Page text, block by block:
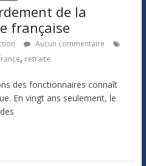
de la
française
Aucun commentaire
, retraite
des fonctionnaires connaît
En vingt ans seulement, le